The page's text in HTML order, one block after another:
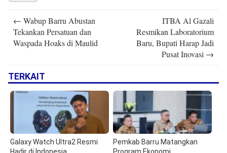
navigation
← Wabup Barru Abustan
Tekankan Persatuan dan
Waspada Hoaks di Maulid
ITBA Al Gazali
Resmikan Laboratorium
Baru, Bupati Harap Jadi
Pusat Inovasi →
TERKAIT
Galaxy Watch Ultra2 Resmi
Pemkab Barru Matangkan